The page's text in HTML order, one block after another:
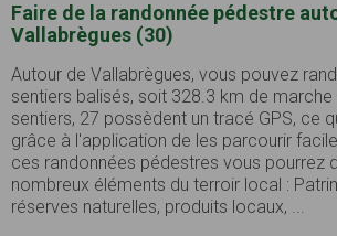
Faire de la randonnée pédestre
Vallabrègues (30)
Autour de Vallabrègues, vous pouvez
sentiers balisés, soit 328.3 km de
sentiers, 27 possèdent un tracé GPS, ce
grâce à l'application de les parcourir
ces randonnées pédestres vous pourrez
nombreux éléments du terroir local :
réserves naturelles, produits locaux, ...